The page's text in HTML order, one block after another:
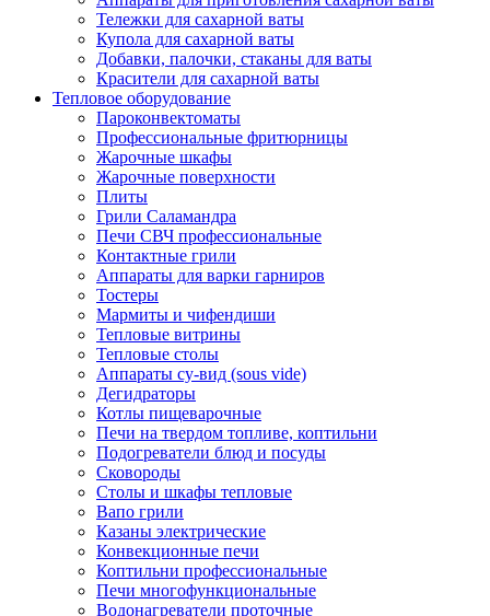
Тележки для сахарной ваты
Купола для сахарной ваты
Добавки, палочки, стаканы для ваты
Красители для сахарной ваты
Тепловое оборудование
Пароконвектоматы
Профессиональные фритюрницы
Жарочные шкафы
Жарочные поверхности
Плиты
Грили Саламандра
Печи СВЧ профессиональные
Контактные грили
Аппараты для варки гарниров
Тостеры
Мармиты и чифендиши
Тепловые витрины
Тепловые столы
Аппараты су-вид (sous vide)
Дегидраторы
Котлы пищеварочные
Печи на твердом топливе, коптильни
Подогреватели блюд и посуды
Сковороды
Столы и шкафы тепловые
Вапо грили
Казаны электрические
Конвекционные печи
Коптильни профессиональные
Печи многофункциональные
Водонагреватели проточные